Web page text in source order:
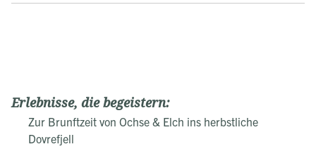
Erlebnisse, die begeistern:
Zur Brunftzeit von Ochse & Elch ins herbstliche
Dovrefjell